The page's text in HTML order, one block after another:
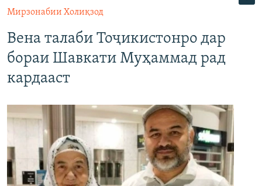
Мирзонабии Холиқзод
Вена талаби Тоҷикистонро дар
бораи Шавкати Муҳаммад рад
кардааст